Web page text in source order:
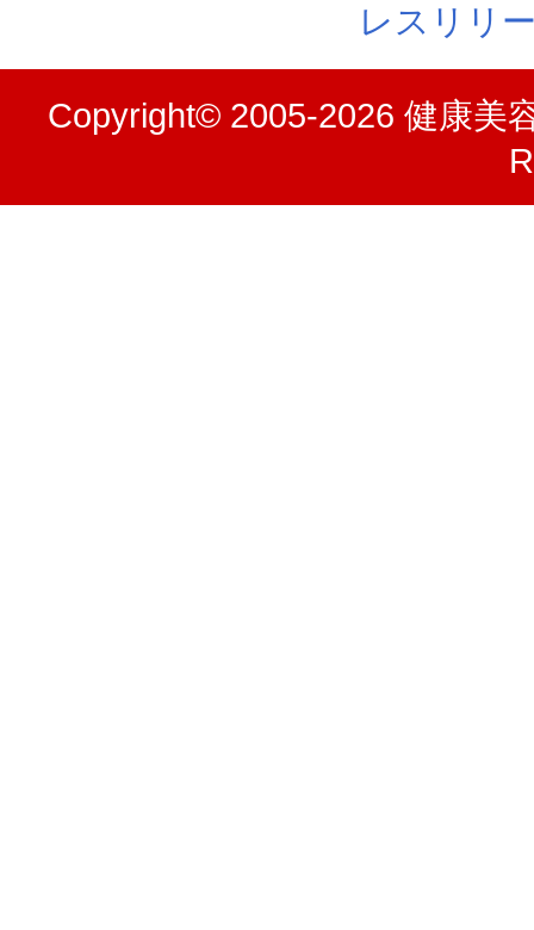
レスリリ
Copyright© 2005-2026健康美